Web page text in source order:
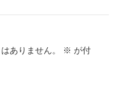
ありません。 ※ が付